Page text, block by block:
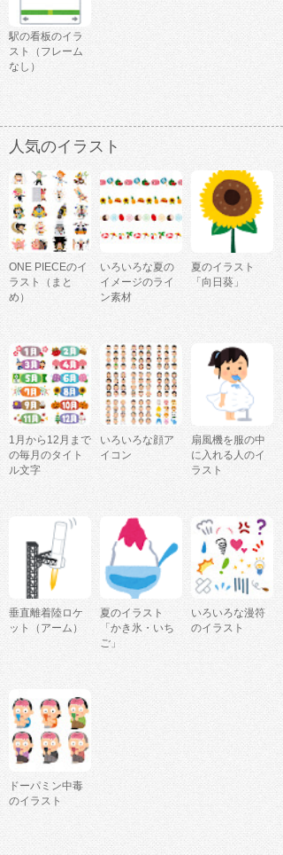
駅の看板のイラ
スト（フレーム
なし）
人気のイラスト
ONE PIECEのイ
ラスト（まと
め）
いろいろな夏の
イメージのライ
ン素材
夏のイラスト
「向日葵」
1月から12月まで
の毎月のタイト
ル文字
いろいろな顔ア
イコン
扇風機を服の中
に入れる人のイ
ラスト
垂直離着陸ロケ
ット（アーム）
夏のイラスト
「かき氷・いち
ご」
いろいろな漫符
のイラスト
ドーパミン中毒
のイラスト